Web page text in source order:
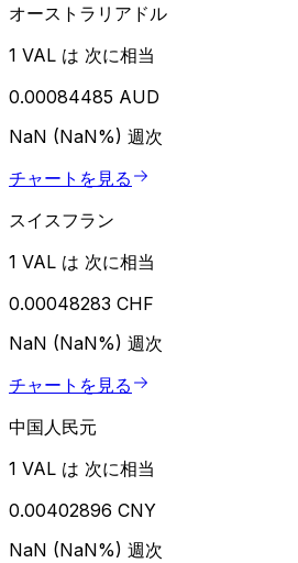
オーストラリアドル
1 VAL は 次に相当
0.00084485 AUD
NaN (NaN%) 週次
チャートを見る
スイスフラン
1 VAL は 次に相当
0.00048283 CHF
NaN (NaN%) 週次
チャートを見る
中国人民元
1 VAL は 次に相当
0.00402896 CNY
NaN (NaN%) 週次